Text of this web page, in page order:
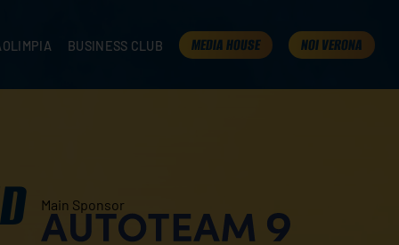
BUSINESS CLUB MEDIA HOUSE NOI VERONA
Main Sponsor